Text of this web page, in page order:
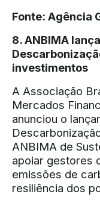
Fonte: Agência
8. ANBIMA
investimentos
A Associação
Mercados
anunciou o
ANBIMA de
apoiar gestores
emissões de
resiliência dos